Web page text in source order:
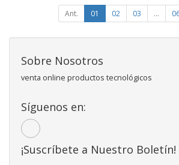
Ant. 01 02 03 ...
Sobre Nosotros
venta online productos tecnológicos
Síguenos en:
¡Suscríbete a Nuestro Boletín!